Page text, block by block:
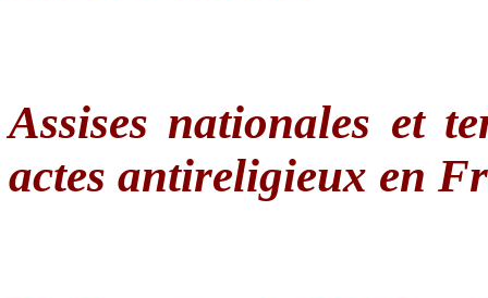
Assises nationales et
actes antireligieux en